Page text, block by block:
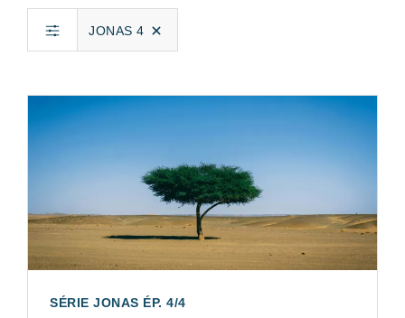
JONAS 4
SÉRIE JONAS ÉP. 4/4